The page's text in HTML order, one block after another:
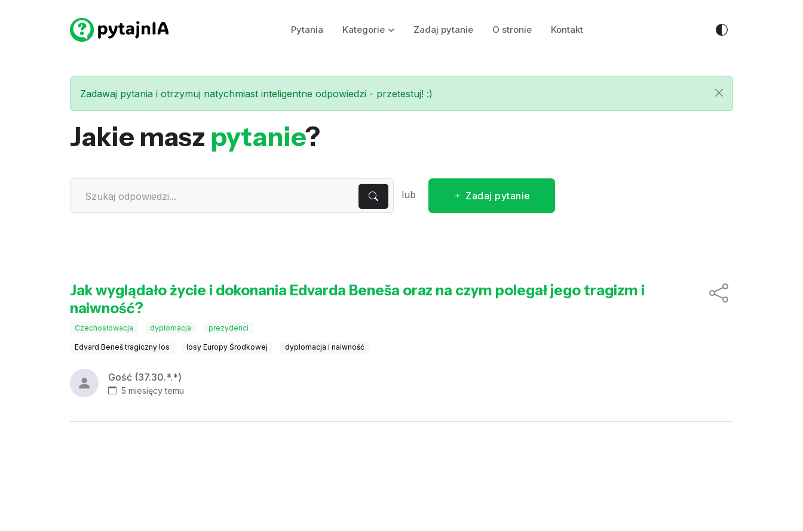
Pytania Kategorie Zadaj pytanie O stronie Kontakt
Zadawaj pytania i otrzymuj natychmiast inteligentne odpowiedzi - przetestuj! :)
Jakie masz pytanie?
lub Zadaj pytanie
Jak wyglądało życie i dokonania Edvarda Beneša oraz na czym polegał jego tragizm i
naiwność?
Czechosłowacja dyplomacja prezydenci
Edvard Beneš tragiczny los losy Europy Środkowej dyplomacja i naiwność
Gość (37.30.*.*)
5 miesięcy temu